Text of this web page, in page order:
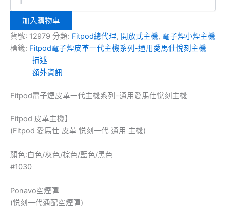
加入購物車
貨號: 12979 分類: Fitpod總代理, 開放式主機, 電子煙小煙主機
標籤: Fitpod電子煙皮革一代主機系列-通用愛馬仕悅刻主機
描述
額外資訊
Fitpod電子煙皮革一代主機系列-通用愛馬仕悅刻主機
Fitpod 皮革主機】
(Fitpod 愛馬仕 皮革 悦刻一代 通用 主機)
顏色:白色/灰色/棕色/藍色/黑色
#1030
Ponavo空煙彈
(悦刻一代通配空煙彈)